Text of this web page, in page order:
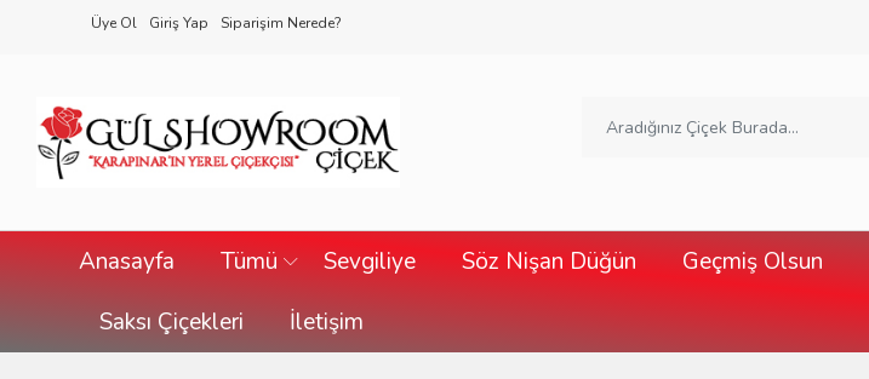
Üye Ol Giriş Yap Siparişim Nerede?
Anasayfa Tümü Sevgiliye Söz Nişan Düğün Geçmiş Olsun
Saksı Çiçekleri
İletişim